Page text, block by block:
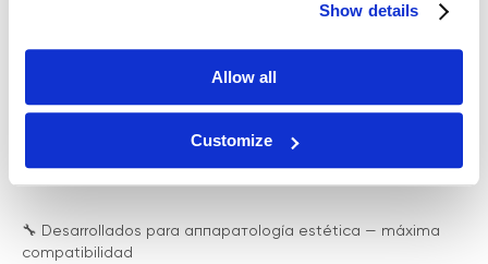
Show details
Allow all
Customize
¿POR QUÉ ELEGIR ZEMITS
SKINCARE?
🔧 Desarrollados para аппаратología estética — máxima
compatibilidad